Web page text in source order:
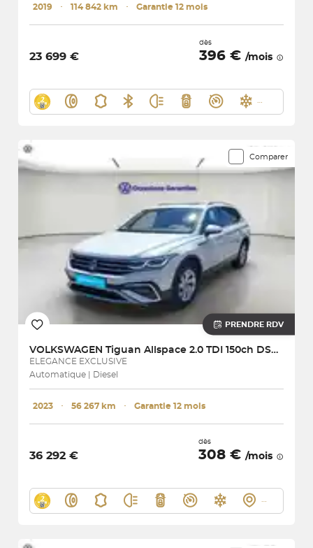
2019 ･ 114 842 km ･ Garantie 12 mois
23 699 €
dès
396 € /mois
Comparer
PRENDRE RDV
VOLKSWAGEN Tiguan Allspace 2.0 TDI 150ch DSG7
ELEGANCE EXCLUSIVE
Automatique | Diesel
2023 ･ 56 267 km ･ Garantie 12 mois
36 292 €
dès
308 € /mois